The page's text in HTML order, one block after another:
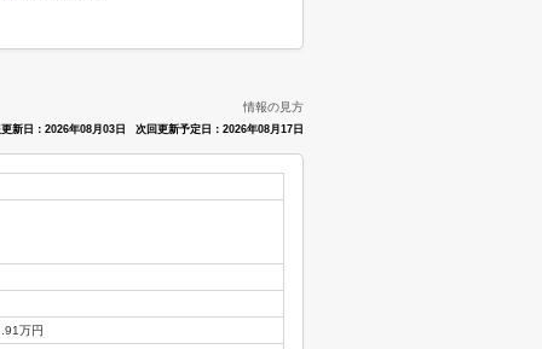
情報の見方
新日：2026年08月03日 次回更新予定日：2026年08月17日
万円